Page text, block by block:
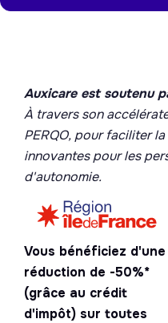
Auxicare est soutenu
À travers son
PERQO, pour faciliter
innovantes pour les
d'autonomie.
Vous bénéficiez d'une
réduction de -50%*
(grâce au crédit
d'impôt) sur toutes